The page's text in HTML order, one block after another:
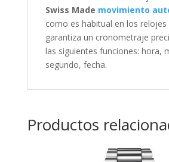
Swiss Made movimiento
como es habitual en los relojes
garantiza un cronometraje
las siguientes funciones: hora,
segundo, fecha.
Productos